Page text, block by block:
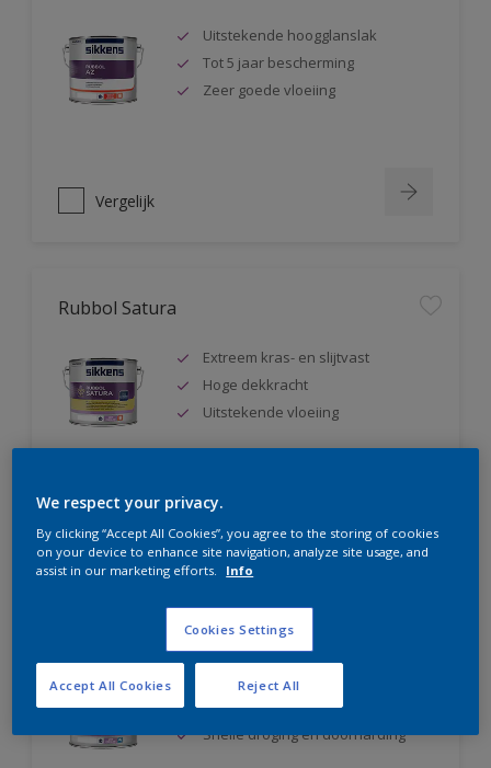
Uitstekende hoogglanslak
Tot 5 jaar bescherming
Zeer goede vloeiing
Vergelijk
Rubbol Satura
Extreem kras- en slijtvast
Hoge dekkracht
Uitstekende vloeiing
Rubbol BL Rezisto Satin
Extreem kras- en slijtvast
Huidvetresistente zijdeglanslak
Snelle droging en doorharding
We respect your privacy.
By clicking “Accept All Cookies”, you agree to the storing of cookies
on your device to enhance site navigation, analyze site usage, and
assist in our marketing efforts.
Info
Cookies Settings
Reject All
Accept All Cookies